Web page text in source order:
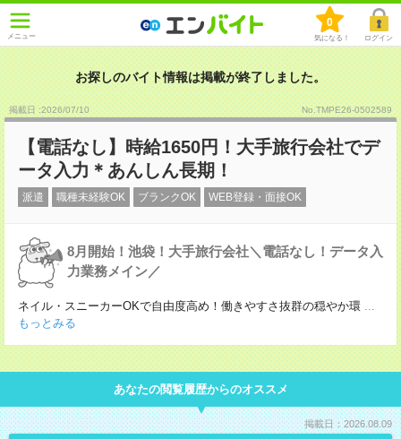
メニュー
0
気になる！ ログイン
お探しのバイト情報は掲載が終了しました。
掲載日 :2026/07/10 No.TMPE26-0502589
【電話なし】時給1650円！大手旅行会社でデ
ータ入力＊あんしん長期！
派遣 職種未経験OK ブランクOK WEB登録・面接OK
8月開始！池袋！大手旅行会社＼電話なし！データ入
力業務メイン／
ネイル・スニーカーOKで自由度高め！働きやすさ抜群の穏やか環 ...
もっとみる
あなたの閲覧履歴からのオススメ
掲載日：2026.08.09